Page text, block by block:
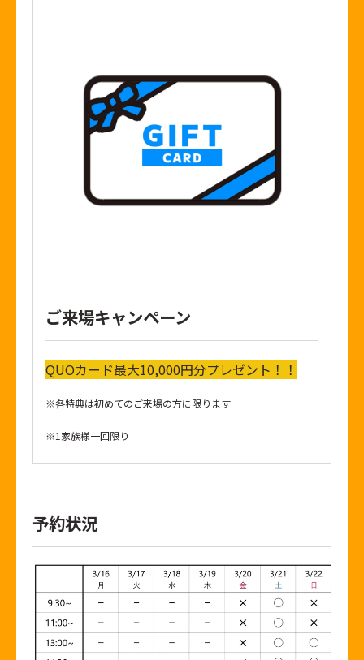
ご来場キャンペーン
QUOカード最大10,000円分プレゼント！！
※各特典は初めてのご来場の方に限ります
※1家族様一回限り
予約状況